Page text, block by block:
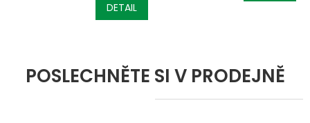
DETAIL
POSLECHNĚTE SI V PRODEJNĚ